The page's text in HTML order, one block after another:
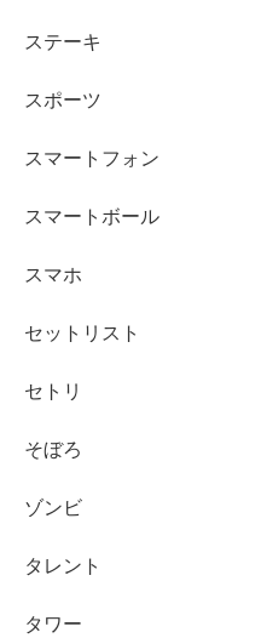
ステーキ
スポーツ
スマートフォン
スマートボール
スマホ
セットリスト
セトリ
そぼろ
ゾンビ
タレント
タワー